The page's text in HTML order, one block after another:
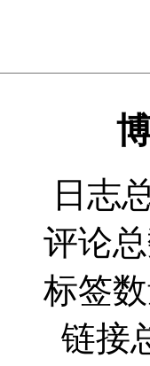
日志
评论
标签
链接